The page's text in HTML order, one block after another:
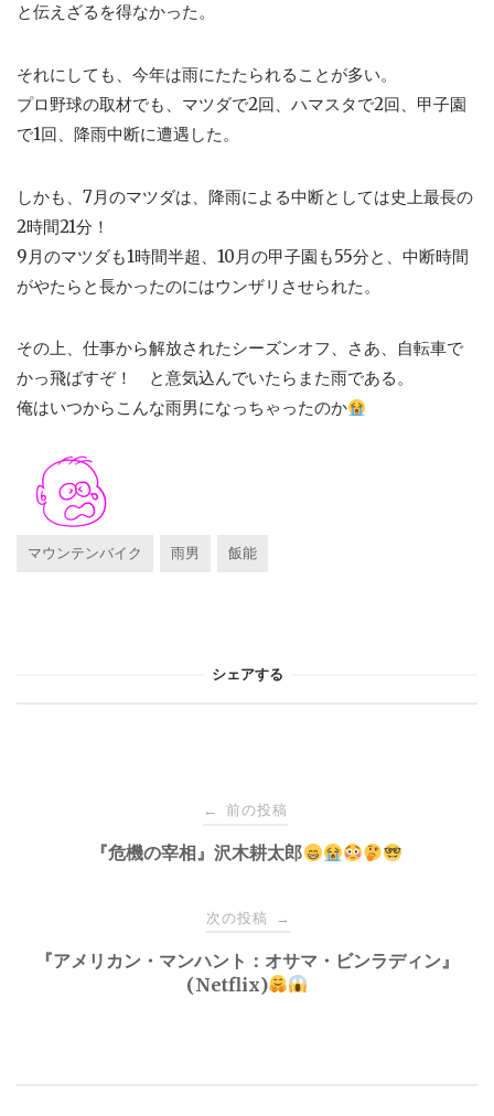
と伝えざるを得なかった。
それにしても、今年は雨にたたられることが多い。
プロ野球の取材でも、マツダで2回、ハマスタで2回、甲子園
で1回、降雨中断に遭遇した。
しかも、7月のマツダは、降雨による中断としては史上最長の
2時間21分！
9月のマツダも1時間半超、10月の甲子園も55分と、中断時間
がやたらと長かったのにはウンザリさせられた。
その上、仕事から解放されたシーズンオフ、さあ、自転車で
かっ飛ばすぞ！ と意気込んでいたらまた雨である。
俺はいつからこんな雨男になっちゃったのか
マウンテンバイク 雨男 飯能
シェアする
ビ
← 前の投稿
『危機の宰相』沢木耕太郎
次の投稿 →
『アメリカン・マンハント：オサマ・ビンラディン』
(Netflix)